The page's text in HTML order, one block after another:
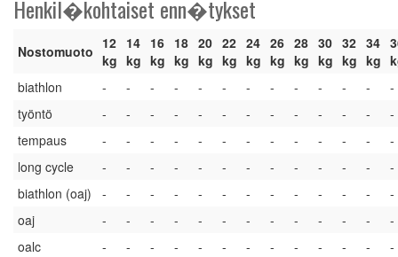
Henkil�kohtaiset enn�tykset
Nostomuoto 12
kg
14
kg
16
kg
18
kg
20
kg
22
kg
24
kg
26
kg
28
kg
30
kg
32
kg
34
kg
biathlon
- - - - - - - - - - - -
-
työntö
- - - - - - - - - - - -
-
tempaus
- - - - - - - - - - - -
-
long cycle
- - - - - - - - - - - -
-
biathlon (oaj)
- - - - - - - - - - - -
-
oaj
- - - - - - - - - - - -
-
oalc
- - - - - - - - - - - - -